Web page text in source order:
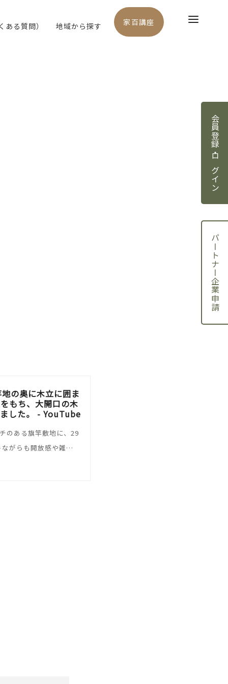
会員登録・ログイン
パートナー企業申請
ある質問） 地域から探す 家百講座
の奥に木立に囲ま
もち、大開口の木
した。 - YouTube
のある旗竿敷地に、29
がらも開放感や雑…